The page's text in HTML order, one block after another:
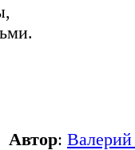
Автор: